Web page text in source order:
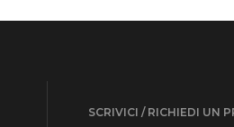
SCRIVICI / RICHIEDI UN